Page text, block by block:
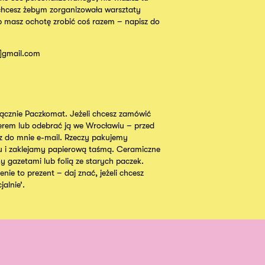
żebym zorganizowała warsztaty
masz ochotę zrobić coś razem – napisz do
Paczkomat. Jeżeli chcesz zamówić
lub odebrać ją we Wrocławiu – przed
do mnie e-mail. Rzeczy pakujemy
i zaklejamy papierową taśmą. Ceramiczne
gazetami lub folią ze starych paczek.
to prezent – daj znać, jeżeli chcesz